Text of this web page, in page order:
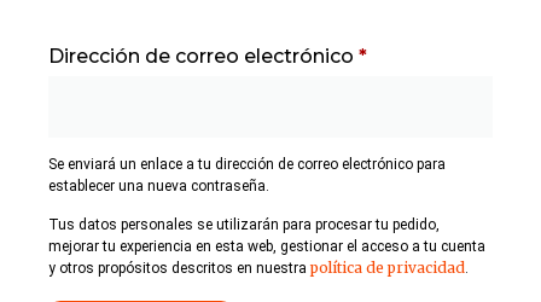
Dirección de correo electrónico *
Se enviará un enlace a tu dirección de correo electrónico para
establecer una nueva contraseña.
Tus datos personales se utilizarán para procesar tu pedido,
mejorar tu experiencia en esta web, gestionar el acceso a tu cuenta
y otros propósitos descritos en nuestrapolítica de privacidad.